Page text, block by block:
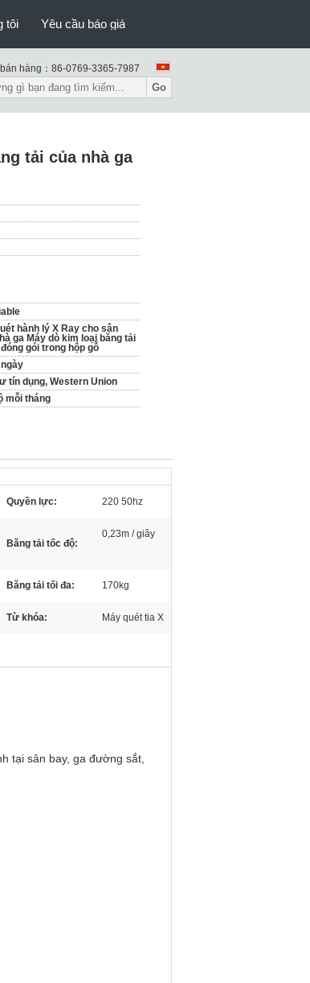
tôi Yêu cầu báo giá
hàng： 86-0769-3365-7987
Go
tải của nhà ga
hành lý X Ray cho sân
ga Máy dò kim loại băng tải
gói trong hộp gỗ
tín dụng, Western Union
mỗi tháng
Quyền lực: 220 50hz
Băng tải tốc độ:
0,23m / giây
Băng tải tối đa: 170kg
Từ khóa: Máy quét tia X
tại sân bay, ga đường sắt,